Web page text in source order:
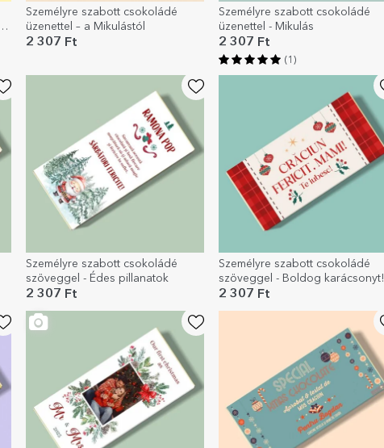
Személyre szabott csokoládé
üzenettel – a Mikulástól
2 307 Ft
Személyre szabott csokoládé
üzenettel - Mikulás
2 307 Ft
(1)
Személyre szabott csokoládé
szöveggel - Édes pillanatok
2 307 Ft
Személyre szabott csokoládé
szöveggel - Boldog karácsonyt!
2 307 Ft